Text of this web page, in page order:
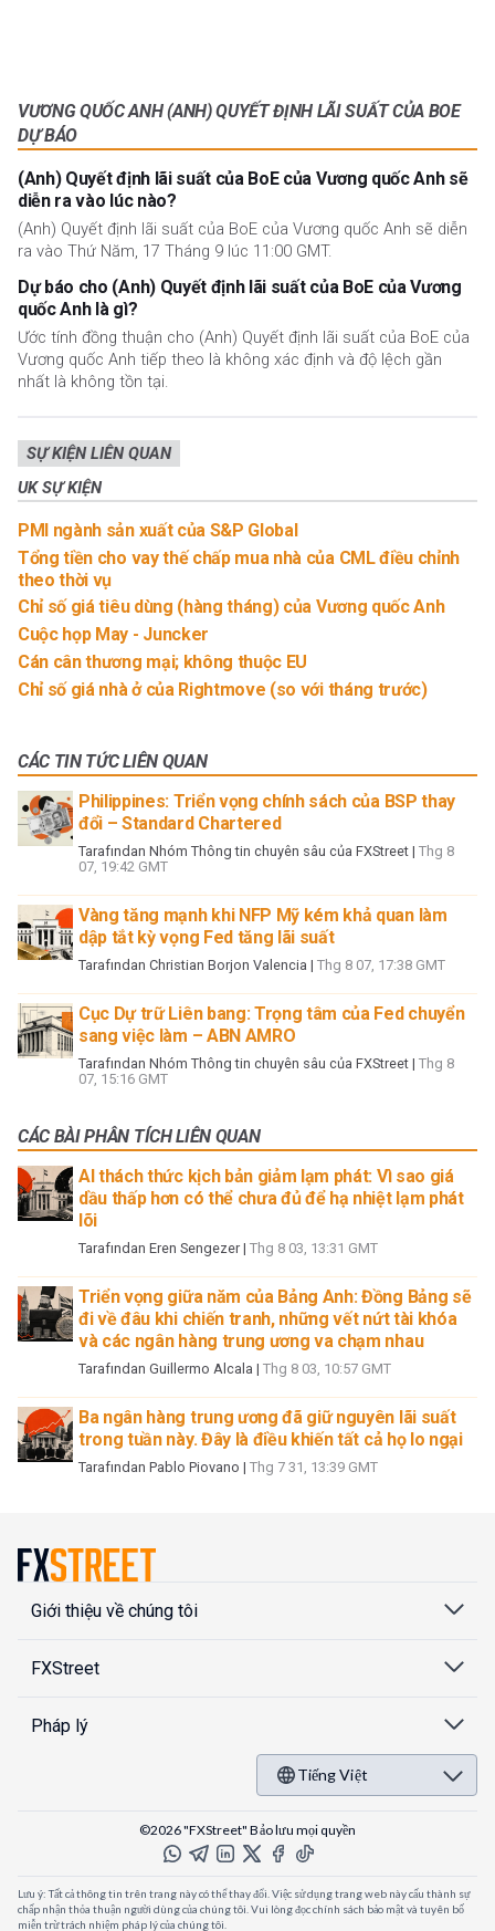
VƯƠNG QUỐC ANH (ANH) QUYẾT ĐỊNH LÃI SUẤT CỦA BOE
DỰ BÁO
(Anh) Quyết định lãi suất của BoE của Vương quốc Anh sẽ
diễn ra vào lúc nào?
(Anh) Quyết định lãi suất của BoE của Vương quốc Anh sẽ diễn
ra vào Thứ Năm, 17 Tháng 9 lúc 11:00 GMT.
Dự báo cho (Anh) Quyết định lãi suất của BoE của Vương
quốc Anh là gì?
Ước tính đồng thuận cho (Anh) Quyết định lãi suất của BoE của
Vương quốc Anh tiếp theo là không xác định và độ lệch gần
nhất là không tồn tại.
SỰ KIỆN LIÊN QUAN
UK SỰ KIỆN
PMI ngành sản xuất của S&P Global
Tổng tiền cho vay thế chấp mua nhà của CML điều chỉnh
theo thời vụ
Chỉ số giá tiêu dùng (hàng tháng) của Vương quốc Anh
Cuộc họp May - Juncker
Cán cân thương mại; không thuộc EU
Chỉ số giá nhà ở của Rightmove (so với tháng trước)
CÁC TIN TỨC LIÊN QUAN
Philippines: Triển vọng chính sách của BSP thay
đổi – Standard Chartered
Tarafından Nhóm Thông tin chuyên sâu của FXStreet | Thg 8
07, 19:42 GMT
Vàng tăng mạnh khi NFP Mỹ kém khả quan làm
dập tắt kỳ vọng Fed tăng lãi suất
Tarafından Christian Borjon Valencia | Thg 8 07, 17:38 GMT
Cục Dự trữ Liên bang: Trọng tâm của Fed chuyển
sang việc làm – ABN AMRO
Tarafından Nhóm Thông tin chuyên sâu của FXStreet | Thg 8
07, 15:16 GMT
CÁC BÀI PHÂN TÍCH LIÊN QUAN
AI thách thức kịch bản giảm lạm phát: Vì sao giá
dầu thấp hơn có thể chưa đủ để hạ nhiệt lạm phát
lõi
Tarafından Eren Sengezer | Thg 8 03, 13:31 GMT
Triển vọng giữa năm của Bảng Anh: Đồng Bảng sẽ
đi về đâu khi chiến tranh, những vết nứt tài khóa
và các ngân hàng trung ương va chạm nhau
Tarafından Guillermo Alcala | Thg 8 03, 10:57 GMT
Ba ngân hàng trung ương đã giữ nguyên lãi suất
trong tuần này. Đây là điều khiến tất cả họ lo ngại
Tarafından Pablo Piovano | Thg 7 31, 13:39 GMT
Giới thiệu về chúng tôi
FXStreet
Pháp lý
Tiếng Việt
©2026 "FXStreet" Bảo lưu mọi quyền
Lưu ý: Tất cả thông tin trên trang này có thể thay đổi. Việc sử dụng trang web này cấu thành sự
chấp nhận thỏa thuận người dùng của chúng tôi. Vui lòng đọc chính sách bảo mật và tuyên bố
miễn trừ trách nhiệm pháp lý của chúng tôi.